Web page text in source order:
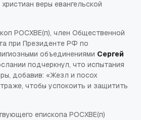
веры евангельской
РОСХВЕ(п), член Общественной
при Президенте РФ по
объединениями Сергей
подчеркнул, что испытания
добавив: «Жезл и посох
чтобы успокоить и защитить
епископа РОСХВЕ(п)